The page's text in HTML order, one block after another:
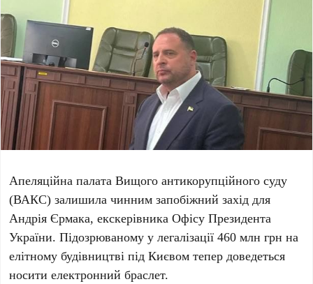
Апеляційна палата Вищого антикорупційного суду
(ВАКС) залишила чинним запобіжний захід для
Андрія Єрмака, екскерівника Офісу Президента
України. Підозрюваному у легалізації460 млн грн на
елітному будівництві під Києвом тепер доведеться
носити електронний браслет.